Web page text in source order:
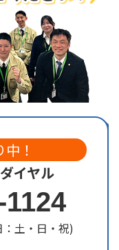
！
イヤル
土・日・祝)